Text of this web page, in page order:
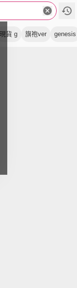
現貨 g 旗袍ver genesis